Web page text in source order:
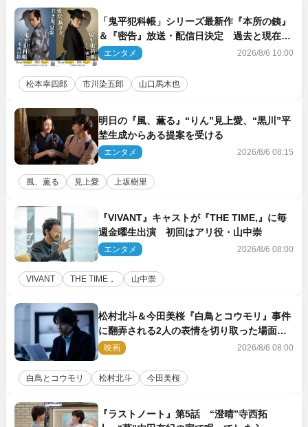
「鬼平犯科帳」シリーズ最新作『本所の銕』
＆『密告』放送・配信日決定 過去と現在が
繋がるビジュアルも解禁
エンタメ 2026/8/6 10:00
松本幸四郎 市川染五郎 山口馬木也
明日の『風、薫る』“りん”見上愛、“黒川”平
埜生成からある提案を受ける
エンタメ 2026/8/6 08:15
風、薫る 見上愛 上坂樹里
『VIVANT』キャストが『THE TIME,』に毎
週金曜生出演 初回はアリ役・山中崇
エンタメ 2026/8/6 08:00
VIVANT THE TIME， 山中崇
松村北斗＆今田美桜『白鳥とコウモリ』事件
に翻弄される2人の表情を切り取った場面写
真解禁
映画 2026/8/6 08:00
白鳥とコウモリ 松村北斗 今田美桜
『ラストノート』第5話 “澄晴”寺西拓